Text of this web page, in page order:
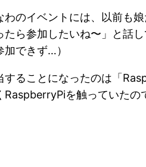
わのイベントには、以前も
たら参加したいね〜」と話
できず…）
することになったのは「
RaspberryPiを触っていたの